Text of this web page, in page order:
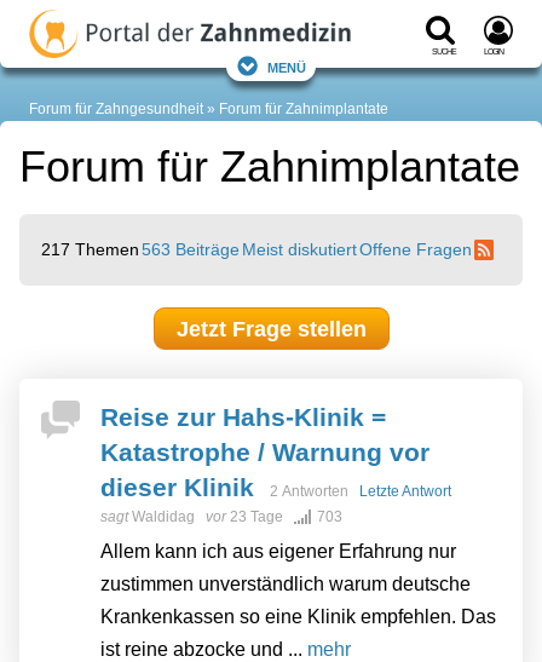
Suche Login
Menü
Forum für Zahngesundheit Forum für Zahnimplantate
Forum für Zahnimplantate
217 Themen563 BeiträgeMeist diskutiertOffene Fragen
Jetzt Frage stellen
Reise zur Hahs-Klinik =
Katastrophe / Warnung vor
dieser Klinik
2 Antworten
Letzte Antwort
sagtWaldidag vor23 Tage 703
Allem kann ich aus eigener Erfahrung nur
zustimmen unverständlich warum deutsche
Krankenkassen so eine Klinik empfehlen. Das
ist reine abzocke und ... mehr